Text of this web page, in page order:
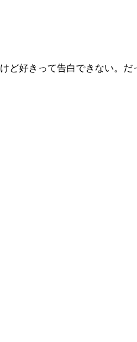
ど好きって告白できない。